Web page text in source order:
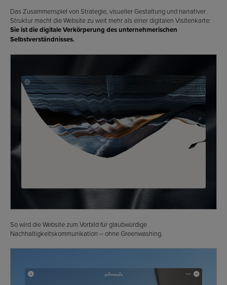
Das Zusammenspiel von Strategie, visueller Gestaltung und narrativer
Struktur macht die Website zu weit mehr als einer digitalen Visitenkarte:
Sie ist die digitale Verkörperung des unternehmerischen
Selbstverständnisses.
So wird die Website zum Vorbild für glaubwürdige
Nachhaltigkeitskommunikation – ohne Greenwashing.